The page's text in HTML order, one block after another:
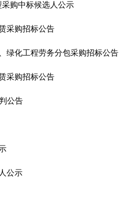
购中标候选人公示
采购招标公告
绿化工程劳务分包采购招标公告
采购招标公告
公告
公示